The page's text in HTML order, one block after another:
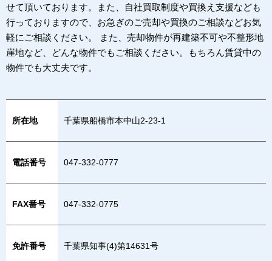
せて頂いております。また、自社買取制度や買換え支援なども
行っておりますので、お急ぎのご売却や買換のご相談などお気
軽にご相談ください。 また、売却物件が再建築不可や不整形地
崖地など、どんな物件でもご相談ください。もちろん賃貸中の
物件でも大丈夫です。
所在地 千葉県船橋市本中山2-23-1
電話番号 047-332-0777
FAX番号 047-332-0775
免許番号 千葉県知事(4)第14631号